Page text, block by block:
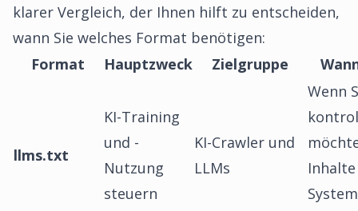
klarer Vergleich, der Ihnen hilft zu entscheiden,
wann Sie welches Format benötigen:
Format
Hauptzweck Zielgruppe
llms.txt
KI-Training
und -
Nutzung
steuern
KI-Crawler und
LLMs
Wenn